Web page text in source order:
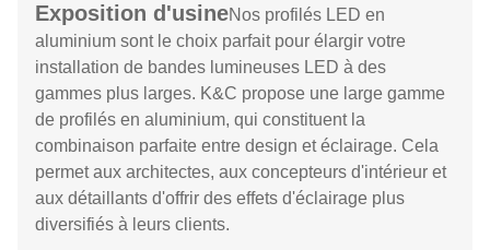
Exposition d'usineNos profilés LED en
aluminium sont le choix parfait pour élargir votre
installation de bandes lumineuses LED à des
gammes plus larges. K&C propose une large gamme
de profilés en aluminium, qui constituent la
combinaison parfaite entre design et éclairage. Cela
permet aux architectes, aux concepteurs d'intérieur et
aux détaillants d'offrir des effets d'éclairage plus
diversifiés à leurs clients.